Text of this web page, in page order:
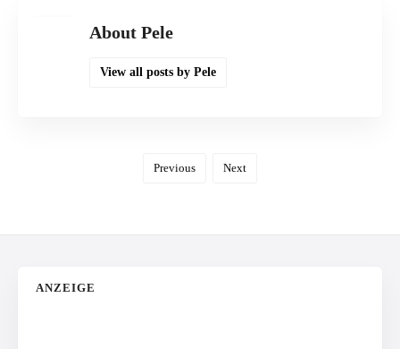
About Pele
View all posts by Pele
Previous Next
ANZEIGE